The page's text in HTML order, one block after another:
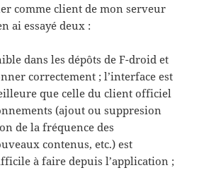
comme client de mon serveur
ai essayé deux :
dans les dépôts de F-droid et
correctement ; l’interface est
que celle du client officiel
(ajout ou suppresion
de la fréquence des
contenus, etc.) est
à faire depuis l’application ;